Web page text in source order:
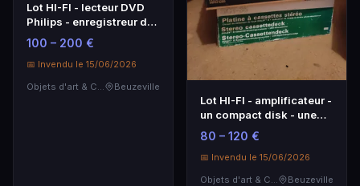
Lot HI-FI - lecteur DVD
Philips - enregistreur de
cassettes …
100 – 200 €
📅 Invendu le 15/06/2026
Objets d'art & Curiosités
Beuzeville
Lot HI-FI - amplificateur -
un compact disk - une
platine à …
80 – 120 €
📅 Invendu le 15/06/2026
Beuzeville